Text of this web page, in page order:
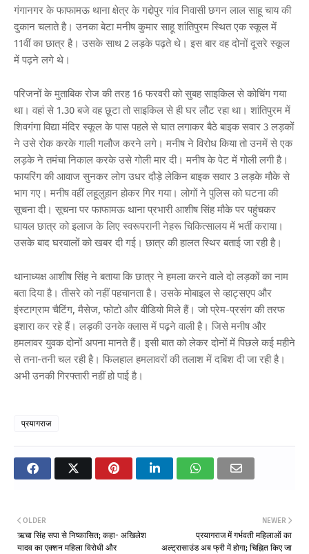
गंगानगर के फाफामऊ थाना क्षेत्र के गद्दोपुर गांव निवासी छगन लाल साहू चाय की
दुकान चलाते है। उनका बेटा मनीष कुमार साहू शांतिपुरम स्थित एक स्कूल में
11वीं का छात्र है। उसके साथ 2 लड़के पढ़ते थे। इस बार वह दोनों दूसरे स्कूल
में पढ़ने लगे थे।
परिजनों के मुताबिक रोज की तरह 16 फरवरी को सुबह साइकिल से कोचिंग गया
था। वहां से 1.30 बजे वह छूटा तो साइकिल से ही घर लौट रहा था। शांतिपुरम में
शिवगंगा विद्या मंदिर स्कूल के पास पहले से घात लगाकर बैठे बाइक सवार 3 लड़कों
ने उसे रोक करके गाली गलौज करने लगे। मनीष ने विरोध किया तो उनमें से एक
लड़के ने तमंचा निकाल करके उसे गोली मार दी। मनीष के पेट में गोली लगी है।
फायरिंग की आवाज सुनकर लोग उधर दौड़े लेकिन बाइक सवार 3 लड़के मौके से
भाग गए। मनीष वहीं लहूलुहान होकर गिर गया। लोगों ने पुलिस को घटना की
सूचना दी। सूचना पर फाफामऊ थाना प्रभारी आशीष सिंह मौके पर पहुंचकर
घायल छात्र को इलाज के लिए स्वरूपरानी नेहरू चिकित्सालय में भर्ती कराया।
उसके बाद घरवालों को खबर दी गई। छात्र की हालत स्थिर बताई जा रही है।
थानाध्यक्ष आशीष सिंह ने बताया कि छात्र ने हमला करने वाले दो लड़कों का नाम
बता दिया है। तीसरे को नहीं पहचानता है। उसके मोबाइल से व्हाट्सएप और
इंस्टाग्राम चैटिंग, मैसेज, फोटो और वीडियो मिले हैं। जो प्रेम-प्रसंग की तरफ
इशारा कर रहे हैं। लड़की उनके क्लास में पढ़ने वाली है। जिसे मनीष और
हमलावर युवक दोनों अपना मानते हैं। इसी बात को लेकर दोनों में पिछले कई महीने
से तना-तनी चल रही है। फिलहाल हमलावरों की तलाश में दबिश दी जा रही है।
अभी उनकी गिरफ्तारी नहीं हो पाई है।
प्रयागराज
NEWER
प्रयागराज में गर्भवती महिलाओं का
अल्ट्रासाउंड अब फ्री में होगा; चिह्नित किए जा
OLDER
ऋचा सिंह सपा से निष्कासित; कहा- अखिलेश
यादव का एक्शन महिला विरोधी और